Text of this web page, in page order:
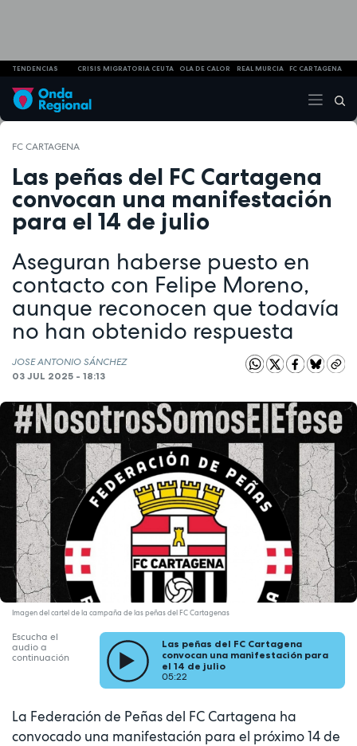
TENDENCIAS CRISIS MIGRATORIA CEUTA OLA DE CALOR REAL MURCIA FC CARTAGENA
FC CARTAGENA
Las peñas del FC Cartagena
convocan una manifestación
para el 14 de julio
Aseguran haberse puesto en
contacto con Felipe Moreno,
aunque reconocen que todavía
no han obtenido respuesta
JOSE ANTONIO SÁNCHEZ
03 JUL 2025 - 18:13
Imagen del cartel de la campaña de las peñas del FC Cartagenas
Escucha el
audio a
continuación
Las peñas del FC Cartagena
convocan una manifestación para
el 14 de julio
05:22
La Federación de Peñas del FC Cartagena ha
convocado una manifestación para el próximo 14 de